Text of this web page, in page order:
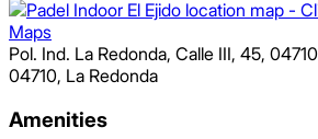
Pol. Ind. La Redonda, Calle III, 45,
04710, La Redonda
Amenities